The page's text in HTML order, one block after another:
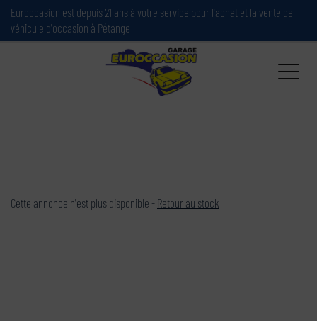
Euroccasion est depuis 21 ans à votre service pour l'achat et la vente de
véhicule d'occasion à Pétange
Cette annonce n'est plus disponible - Retour au stock
Paramètres avancés des cookies